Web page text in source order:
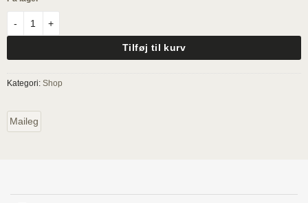
Tilføj til kurv
Kategori: Shop
Maileg